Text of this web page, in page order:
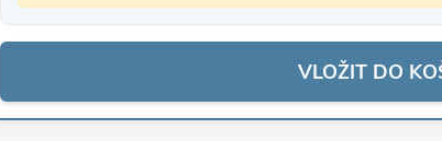
VLOŽIT DO